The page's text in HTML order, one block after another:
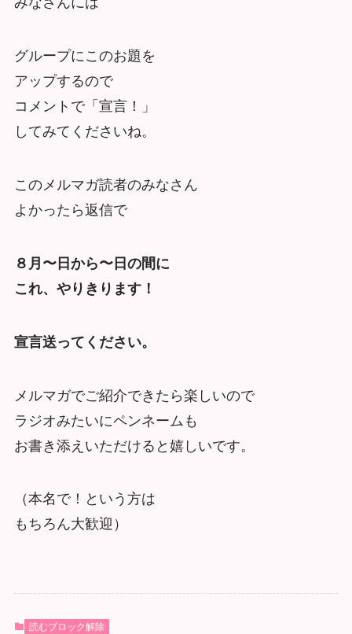
グループにこのお題を
アップするので
コメントで「宣言！」
してみてくださいね。
このメルマガ読者のみなさん
よかったら返信で
８月〜日から〜日の間に
これ、やりきります！
宣言送ってください。
メルマガでご紹介できたら楽しいので
ラジオみたいにペンネームも
お書き添えいただけると嬉しいです。
（本名で！という方は
もちろん大歓迎）
読むブロック解除